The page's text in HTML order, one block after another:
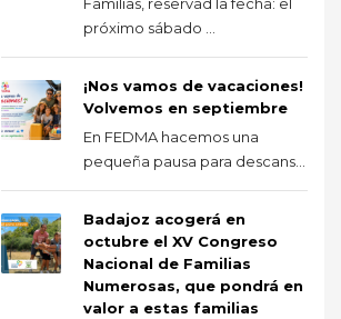
próximo sábado ...
¡Nos vamos de vacaciones!
Volvemos en septiembre
En FEDMA hacemos una
pequeña pausa para descans...
Badajoz acogerá en
octubre el XV Congreso
Nacional de Familias
Numerosas, que pondrá en
valor a estas familias